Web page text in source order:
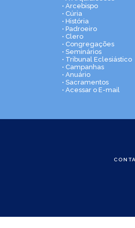
• Arcebispo
• Cúria
• História
• Padroeiro
• Clero
• Congregações
• Seminários
• Tribunal Eclesiástico
• Campanhas
• Anuário
• Sacramentos
• Acessar o E-mail